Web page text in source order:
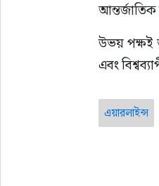
উভয় পক্ষই
এবং
এয়ারলাইন্স